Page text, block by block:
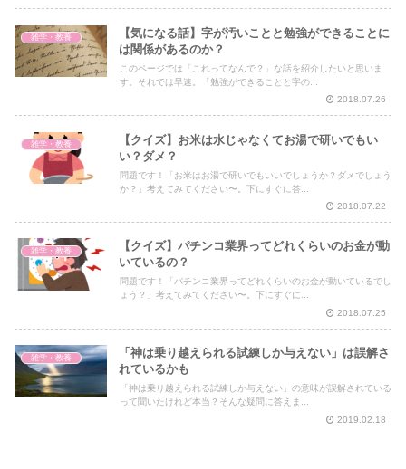
雑学・教養
【気になる話】字が汚いことと勉強ができることに
は関係があるのか？
このページでは「これってなんで？」な話を紹介したいと思いま
す。それでは早速。「勉強ができることと字の...
2018.07.26
雑学・教養
【クイズ】お米は水じゃなくてお湯で研いでもい
い？ダメ？
問題です！「お米はお湯で研いでもいいでしょうか？ダメでしょう
か？」考えてみてください〜。下にすぐに答...
2018.07.22
雑学・教養
【クイズ】パチンコ業界ってどれくらいのお金が動
いているの？
問題です！「パチンコ業界ってどれくらいのお金が動いているでし
ょう？」考えてみてください〜。下にすぐに...
2018.07.25
雑学・教養
「神は乗り越えられる試練しか与えない」は誤解さ
れているかも
「神は乗り越えられる試練しか与えない」の意味が誤解されている
って聞いたけれど本当？そんな疑問に答えま...
2019.02.18